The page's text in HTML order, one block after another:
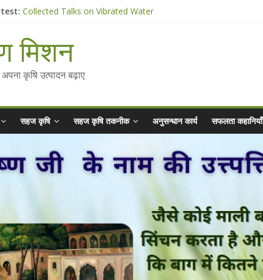
Collected Talks on Vibrated Water
चैतन्यित जल pdf
Standee Designs @ 2025 for Sahaj Krishi Promotions
Chalo Gaon Ki Or Abhiyaan - 2025-26
मिशन
कृषि उत्पादन बढ़ाए
सहज कृषि सहज कृषि तकनीक अनुसन्धान कार्य सफलता कहानियाँ